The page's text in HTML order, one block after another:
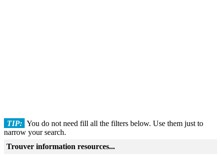
TIP: You do not need fill all the filters below. Use them just to
narrow your search.
Trouver information resources...